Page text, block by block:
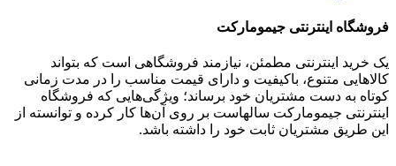
فروشگاه اینترنتی جیمومارکت
یک خرید اینترنتی مطمئن، نیازمند فروشگاهی است که بتواند
کالاهایی متنوع، باکیفیت و دارای قیمت مناسب را در مدت زمانی
کوتاه به دست مشتریان خود برساند؛ ویژگی‌هایی که فروشگاه
اینترنتی جیمومارکت سالهاست بر روی آن‌ها کار کرده و توانسته از
این طریق مشتریان ثابت خود را داشته باشد.